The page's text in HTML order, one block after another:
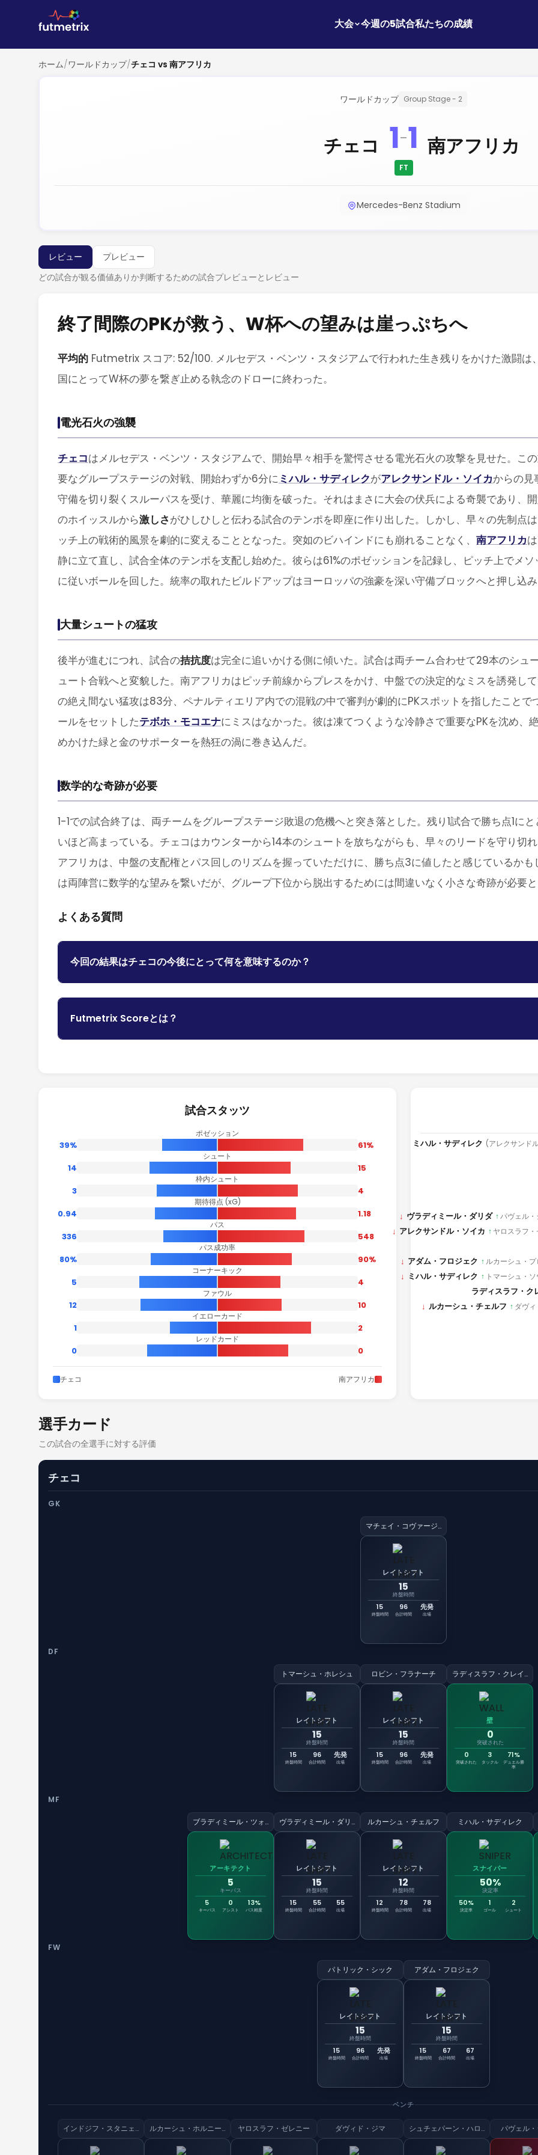
大会 今週の5試合私たちの成績
ホーム/ ワールドカップ/チェコ vs 南アフリカ
ワールドカップ Group Stage - 2
チェコ 1-1
FT
南アフリカ
Mercedes-Benz Stadium
レビュー
プレビュー
どの試合が観る価値ありか判断するための試合プレビューとレビュー
終了間際のPKが救う、W杯への望みは崖っぷちへ
平均的 Futmetrix スコア: 52/100. メルセデス・ベンツ・スタジアムで行われた生き残りをかけた激闘は
国にとってW杯の夢を繋ぎ止める執念のドローに終わった。
電光石火の強襲
チェコはメルセデス・ベンツ・スタジアムで、開始早々相手を驚愕させる電光石火の攻撃を見せた。こ
要なグループステージの対戦、開始わずか6分に ミハル・サディレクがアレクサンドル・ソイカからの見
守備を切り裂くスルーパスを受け、華麗に均衡を破った。それはまさに大会の伏兵による奇襲であり、
のホイッスルから激しさがひしひしと伝わる試合のテンポを即座に作り出した。しかし、早々の先制点
ッチ上の戦術的風景を劇的に変えることとなった。突如のビハインドにも崩れることなく、 南アフリカ
静に立て直し、試合全体のテンポを支配し始めた。彼らは61%のポゼッションを記録し、ピッチ上でメソ
に従いボールを回した。統率の取れたビルドアップはヨーロッパの強豪を深い守備ブロックへと押し込
大量シュートの猛攻
後半が進むにつれ、試合の拮抗度は完全に追いかける側に傾いた。試合は両チーム合わせて29本のシュ
ュート合戦へと変貌した。南アフリカはピッチ前線からプレスをかけ、中盤での決定的なミスを誘発し
の絶え間ない猛攻は83分、ペナルティエリア内での混戦の中で審判が劇的にPKスポットを指したこと
ールをセットしたテボホ・モコエナにミスはなかった。彼は凍てつくような冷静さで重要なPKを沈め、
めかけた緑と金のサポーターを熱狂の渦に巻き込んだ。
数学的な奇跡が必要
1-1での試合終了は、両チームをグループステージ敗退の危機へと突き落とした。残り1試合で勝ち点1に
いほど高まっている。チェコはカウンターから14本のシュートを放ちながらも、早々のリードを守り切
アフリカは、中盤の支配権とパス回しのリズムを握っていただけに、勝ち点3に値したと感じているか
は両陣営に数学的な望みを繋いだが、グループ下位から脱出するためには間違いなく小さな奇跡が必要
よくある質問
今回の結果はチェコの今後にとって何を意味するのか？
Futmetrix Scoreとは？
試合スタッツ
ポゼッション
39% 61%
シュート
14 15
枠内シュート
3 4
期待得点 (xG)
0.94 1.18
パス
336 548
パス成功率
80% 90%
コーナーキック
5 4
ファウル
12 10
イエローカード
1 2
レッドカード
0 0
チェコ 南アフリカ
ミハル・サディレク (アレクサンド
↓ ヴラディミール・ダリダ ↑パヴェル
↓ アレクサンドル・ソイカ ↑ ヤロスラフ
↓ アダム・フロジェク ↑ ルカーシュ・
↓ ミハル・サディレク ↑ トマーシュ・
ラディスラフ・ク
↓ ルカーシュ・チェルフ ↑ ダヴ
選手カード
この試合の全選手に対する評価
チェコ
GK
マチェイ・コヴァージュ
レイトシフト
15
終盤時間
15
終盤時間
96
合計時間
先発
出場
DF
トマーシュ・ホレシュ
レイトシフト
15
終盤時間
15
終盤時間
96
合計時間
先発
出場
ロビン・フラナーチ
レイトシフト
15
終盤時間
15
終盤時間
96
合計時間
先発
出場
ラディスラフ・クレイチー
壁
0
突破された
0
突破された
3
タックル
71%
デュエル勝
率
MF
ブラディミール・ツォウファル
アーキテクト
5
キーパス
5
キーパス
0
アシスト
13%
パス精度
ヴラディミール・ダリダ
レイトシフト
15
終盤時間
15
終盤時間
55
合計時間
55
出場
ルカーシュ・チェルフ
レイトシフト
12
終盤時間
12
終盤時間
78
合計時間
78
出場
ミハル・サディレク
スナイパー
50%
決定率
50%
決定率
1
ゴール
2
シュート
FW
パトリック・シック
レイトシフト
15
終盤時間
15
終盤時間
96
合計時間
先発
出場
アダム・フロジェク
レイトシフト
15
終盤時間
15
終盤時間
67
合計時間
67
出場
ベンチ
インドジフ・スタニェク ルカーシュ・ホルニーチェク ヤロスラフ・ゼレニー ダヴィド・ジマ シュチェパーン・ハロウペク パヴェル